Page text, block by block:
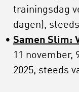
trainingsdag
dagen),
Samen Slim:
11 november,
2025, steeds